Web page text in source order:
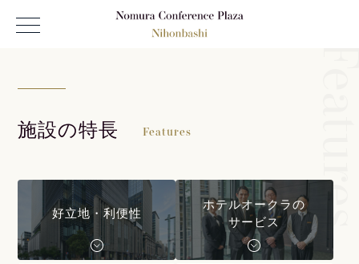
施設の特長 Features
好立地・利便性
ホテルオークラの
サービス